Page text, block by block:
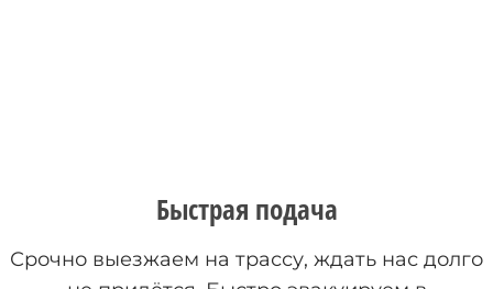
Быстрая подача
Срочно выезжаем на трассу, ждать нас долго